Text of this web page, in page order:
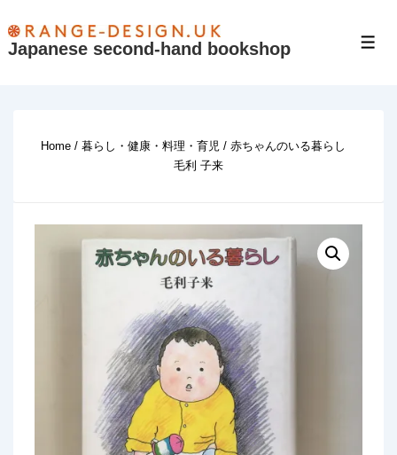
Skip
Japanese second-hand bookshop
Home/ 暮らし・健康・料理・育児 / 赤ちゃんのいる暮らし
毛利 子来